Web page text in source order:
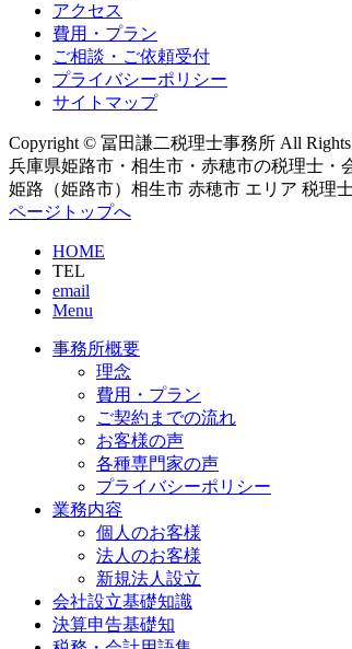
アクセス
費用・プラン
ご相談・ご依頼受付
プライバシーポリシー
サイトマップ
Copyright © 冨田謙二税理士事務所 All Rights
兵庫県姫路市・相生市・赤穂市の税理士・
姫路（姫路市）相生市 赤穂市 エリア 税理
ページトップへ
HOME
TEL
email
Menu
事務所概要
理念
費用・プラン
ご契約までの流れ
お客様の声
各種専門家の声
プライバシーポリシー
業務内容
個人のお客様
法人のお客様
新規法人設立
会社設立基礎知識
決算申告基礎知